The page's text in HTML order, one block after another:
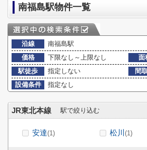
南福島駅物件一覧
沿線
南福島駅
価格
下限なし～上限なし 面
駅徒歩
指定しない 間
設備条件
指定なし
JR東北本線 駅で絞り込む
安達(1) 松川 (1)